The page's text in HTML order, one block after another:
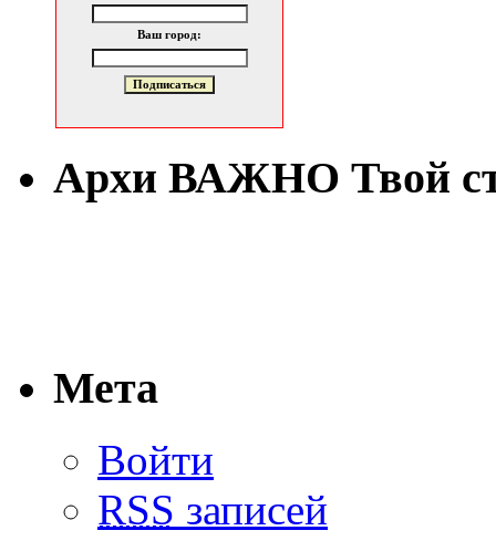
Ваш город:
Архи ВАЖНО Твой
Мета
Войти
RSS записей